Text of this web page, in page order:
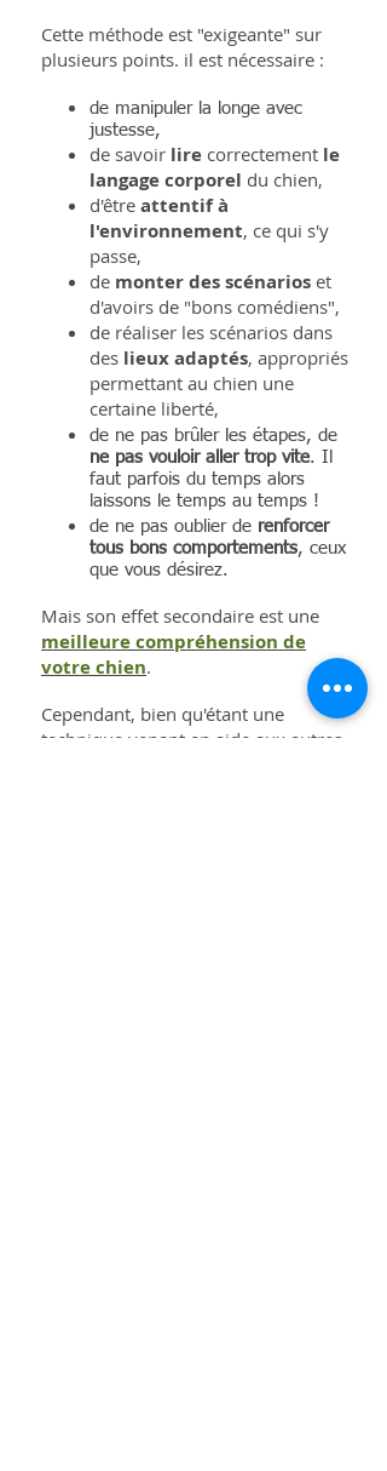
Cette méthode est "exigeante" sur
plusieurs points. il est nécessaire :
de manipuler la longe avec
justesse,
de savoir lire correctement le
langage corporel du chien,
d'être attentif à
l'environnement, ce qui s'y
passe,
de monter des scénarios et
d'avoirs de "bons comédiens",
de réaliser les scénarios dans
des lieux adaptés, appropriés
permettant au chien une
certaine liberté,
de ne pas brûler les étapes, de
ne pas vouloir aller trop vite. Il
faut parfois du temps alors
laissons le temps au temps !
de ne pas oublier de renforcer
tous bons comportements, ceux
que vous désirez.
Mais son effet secondaire est une
meilleure compréhension de
votre chien.
Cependant, bien qu'étant une
technique venant en aide aux autres